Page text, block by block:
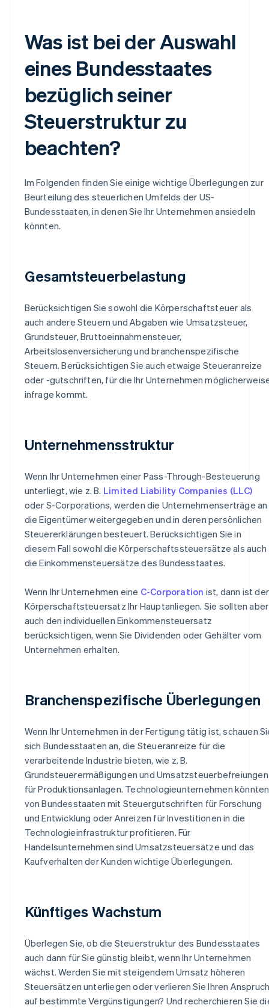
Was ist bei der Auswahl
eines Bundesstaates
bezüglich seiner
Steuerstruktur zu
beachten?
Im Folgenden finden Sie einige wichtige Überlegungen zur
Beurteilung des steuerlichen Umfelds der US-
Bundesstaaten, in denen Sie Ihr Unternehmen ansiedeln
könnten.
Gesamtsteuerbelastung
Berücksichtigen Sie sowohl die Körperschaftsteuer als
auch andere Steuern und Abgaben wie Umsatzsteuer,
Grundsteuer, Bruttoeinnahmensteuer,
Arbeitslosenversicherung und branchenspezifische
Steuern. Berücksichtigen Sie auch etwaige Steueranreize
oder -gutschriften, für die Ihr Unternehmen
infrage kommt.
Unternehmensstruktur
Wenn Ihr Unternehmen einer Pass-Through-Besteuerung
unterliegt, wie z. B. Limited Liability Companies (LLC)
oder S-Corporations, werden die Unternehmenserträge an
die Eigentümer weitergegeben und in deren persönlichen
Steuererklärungen besteuert. Berücksichtigen Sie in
diesem Fall sowohl die Körperschaftssteuersätze als auch
die Einkommensteuersätze des Bundesstaates.
Wenn Ihr Unternehmen eine C-Corporation ist, dann ist der
Körperschaftsteuersatz Ihr Hauptanliegen. Sie sollten aber
auch den individuellen Einkommensteuersatz
berücksichtigen, wenn Sie Dividenden oder Gehälter vom
Unternehmen erhalten.
Branchenspezifische Überlegungen
Wenn Ihr Unternehmen in der Fertigung tätig ist, schauen
sich Bundesstaaten an, die Steueranreize für die
verarbeitende Industrie bieten, wie z. B.
Grundsteuerermäßigungen und Umsatzsteuerbefreiungen
für Produktionsanlagen. Technologieunternehmen könnten
von Bundesstaaten mit Steuergutschriften für Forschung
und Entwicklung oder Anreizen für Investitionen in die
Technologieinfrastruktur profitieren. Für
Handelsunternehmen sind Umsatzsteuersätze und das
Kaufverhalten der Kunden wichtige Überlegungen.
Künftiges Wachstum
Überlegen Sie, ob die Steuerstruktur des Bundesstaates
auch dann für Sie günstig bleibt, wenn Ihr Unternehmen
wächst. Werden Sie mit steigendem Umsatz höheren
Steuersätzen unterliegen oder verlieren Sie Ihren
auf bestimmte Vergünstigungen? Und recherchieren Sie